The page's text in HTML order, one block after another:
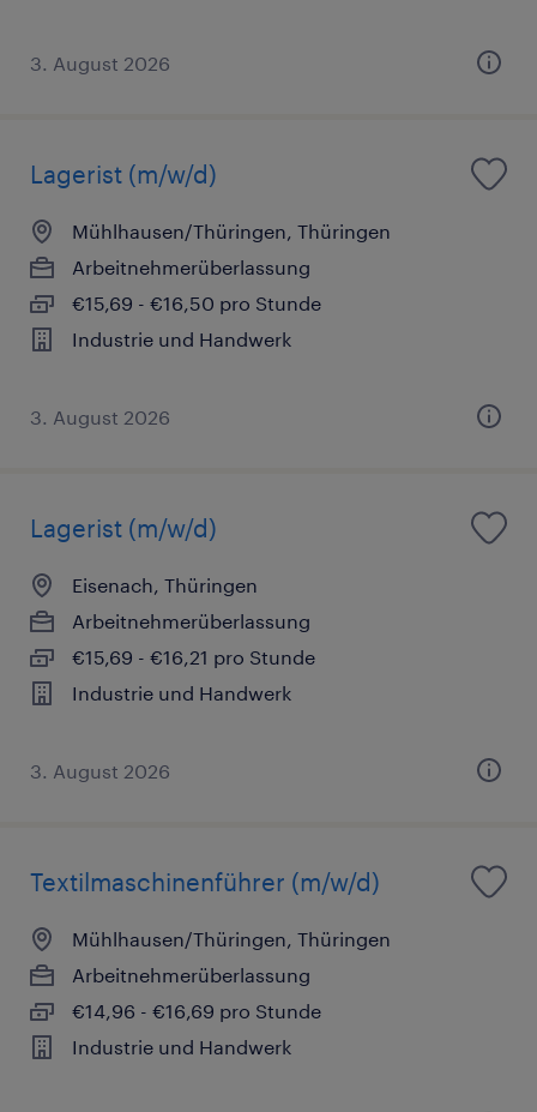
3. August 2026
Lagerist (m/w/d)
Mühlhausen/Thüringen, Thüringen
Arbeitnehmerüberlassung
€15,69 - €16,50 pro Stunde
Industrie und Handwerk
3. August 2026
Lagerist (m/w/d)
Eisenach, Thüringen
Arbeitnehmerüberlassung
€15,69 - €16,21 pro Stunde
Industrie und Handwerk
3. August 2026
Textilmaschinenführer (m/w/d)
Mühlhausen/Thüringen, Thüringen
Arbeitnehmerüberlassung
€14,96 - €16,69 pro Stunde
Industrie und Handwerk